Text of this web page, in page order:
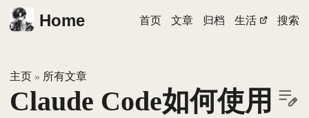
Home 首页 文章 归档 生活 搜索
主页 » 所有文章
Claude Code如何使用